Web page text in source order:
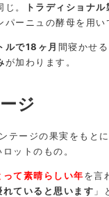
。
トラディショナル
ーニュの酵母を用い
ルで18ヶ月 間寝かせる
が加わります。
ジ
テージの果実をもと
ットのもの。
て素晴らしい年を言
ていると思います 」